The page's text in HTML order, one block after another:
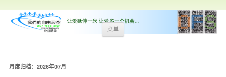
菜单
跳
至
月度归档： 2026年07月